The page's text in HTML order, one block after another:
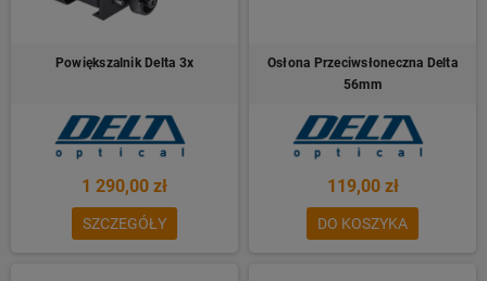
Powiększalnik Delta 3x
1 290,00 zł
SZCZEGÓŁY
Osłona Przeciwsłoneczna Delta
56mm
119,00 zł
DO KOSZYKA